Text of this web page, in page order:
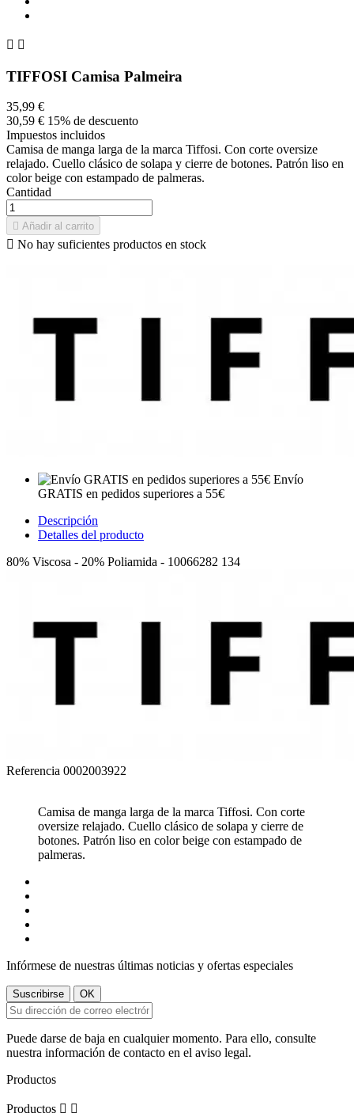
 
TIFFOSI Camisa Palmeira
35,99 €
30,59 € 15% de descuento
Impuestos incluidos
Camisa de manga larga de la marca Tiffosi. Con corte oversize
relajado. Cuello clásico de solapa y cierre de botones. Patrón liso en
color beige con estampado de palmeras.
Cantidad
 Añadir al carrito
 No hay suficientes productos en stock
Envío
GRATIS en pedidos superiores a 55€
Descripción
Detalles del producto
80% Viscosa - 20% Poliamida - 10066282 134
Referencia 0002003922
Camisa de manga larga de la marca Tiffosi. Con corte
oversize relajado. Cuello clásico de solapa y cierre de
botones. Patrón liso en color beige con estampado de
palmeras.
Infórmese de nuestras últimas noticias y ofertas especiales
Puede darse de baja en cualquier momento. Para ello, consulte
nuestra información de contacto en el aviso legal.
Productos
Productos  